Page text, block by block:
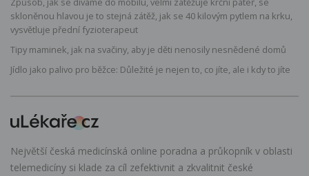
skloněnou hlavou je to stejná zátěž, jak se 40 kilovým pytlem na krku,
vysvětluje přední fyzioterapeut
Tipy maminek, jak na svačiny, aby je děti nenosily nesnědené domů
Jídlo jako palivo pro běžce: Důležité je nejen to, co jíte, ale i kdy to jíte
Největší česká medicínská online poradna a průkopník v oblasti
telemedicíny si klade za cíl zefektivnit a zkvalitnit české